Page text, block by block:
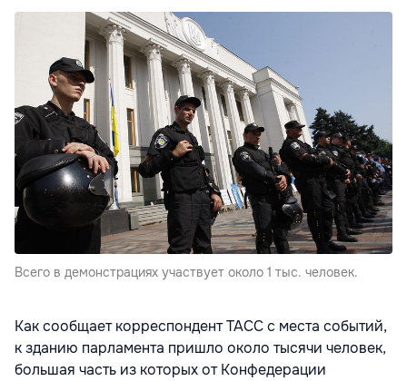
Всего в демонстрациях участвует около 1 тыс. человек.
Как сообщает корреспондент ТАСС с места событий,
к зданию парламента пришло около тысячи человек,
большая часть из которых от Конфедерации